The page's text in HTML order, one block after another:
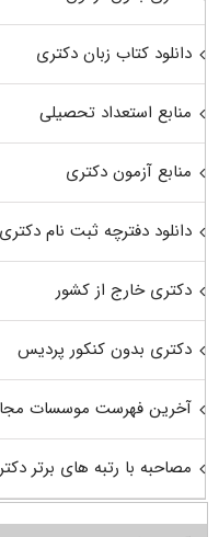
دانلود کتاب زبان دکتری
منابع استعداد تحصیلی
منابع آزمون دکتری
دانلود دفترچه ثبت نام
دکتری خارج از کشور
دکتری بدون کنکور پردیس
آخرین فهرست موسسات
مصاحبه با رتبه های برتر